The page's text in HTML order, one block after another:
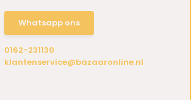
Whatsapp ons
0162-231130
klantenservice@bazaaronline.nl